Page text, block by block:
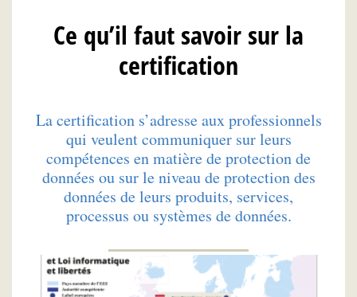
Ce qu’il faut savoir sur la
certification
La certification s’adresse aux professionnels
qui veulent communiquer sur leurs
compétences en matière de protection de
données ou sur le niveau de protection des
données de leurs produits, services,
processus ou systèmes de données.